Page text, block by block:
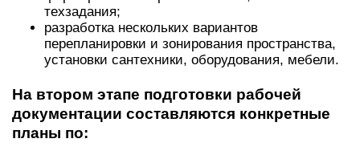
техзадания;
разработка нескольких вариантов
перепланировки и зонирования пространства,
установки сантехники, оборудования, мебели.
На втором этапе подготовки рабочей
документации составляются конкретные
планы по: